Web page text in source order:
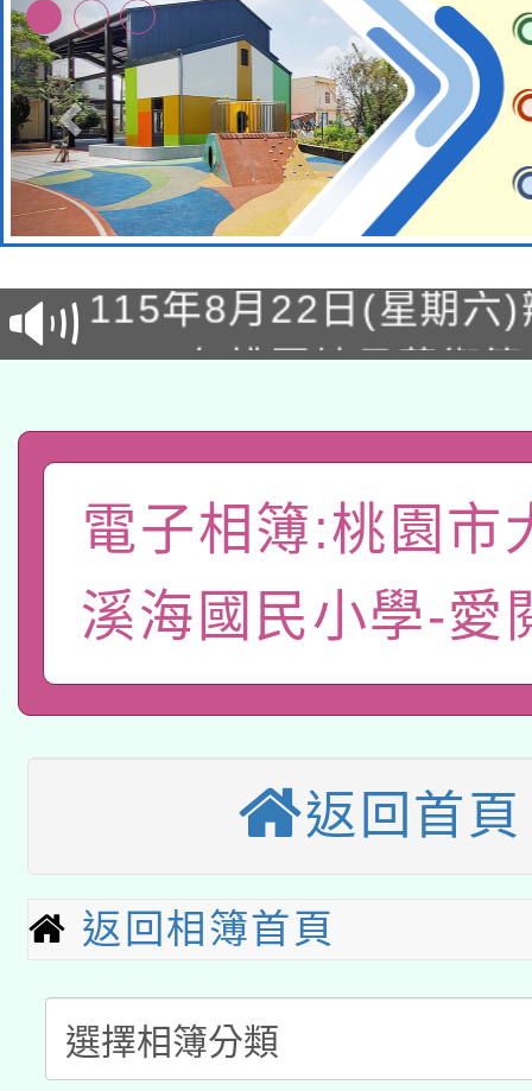
轉知經濟部水利署委託
業技術研究院辦理「
用水績優單位及節水達
動」
115年8月22日(星期六
桃園市孔廟祈福系列
開 智慧啟航」
2026年桃園地景藝術
關事宜
轉知教育部國民及學前
國立臺灣師範大學辦理
年度健康促進學校輔導
函轉國家教育研究院中
原住民族教育政策研討
轉知教育部國民及學前
新北市政府教育局辦理
師專業成長研習實施計
方素養工作坊新北場」
函轉國立臺灣師範大學
族語言臺北學習中心
「族語學習班」招生簡
轉知有關國立成功大學
文教學共融平台-教案
件」活動簡章
教育部國民及學前教育
年度COVID-19疫苗接
接種對象擴大為「滿6
接種之民眾」措施，延
月28日止
轉知經濟部水利署委託
業技術研究院辦理「
用水績優單位及節水達
動」
115年8月22日(星期六
桃園市孔廟祈福系列
開 智慧啟航」
2026年桃園地景藝術
「2026桃園藝術巡演
關事宜
轉知教育部國民及學前
電子相簿:桃園市
溪海國民小學-愛
返回首頁
返回相簿首頁